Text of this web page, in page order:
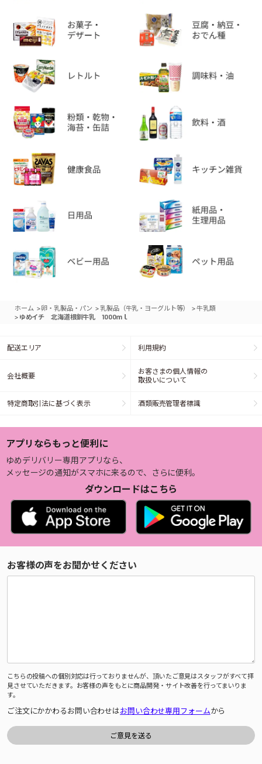
ホーム >卵・乳製品・パン >乳製品（牛乳・ヨーグルト等） >牛乳類
> ゆめイチ 北海道根釧牛乳 1000ｍｌ
配送エリア 利用規約
会社概要
お客さまの個人情報の
取扱いについて
特定商取引法に基づく表示 酒類販売管理者標識
アプリならもっと便利に
ゆめデリバリー専用アプリなら、
メッセージの通知がスマホに来るので、さらに便利。
ダウンロードはこちら
お客様の声をお聞かせください
こちらの投稿への個別対応は行っておりませんが、頂いたご意見はスタッフがすべて拝
見させていただきます。お客様の声をもとに商品開発・サイト改善を行ってまいりま
す。
ご注文にかかわるお問い合わせはお問い合わせ専用フォームから